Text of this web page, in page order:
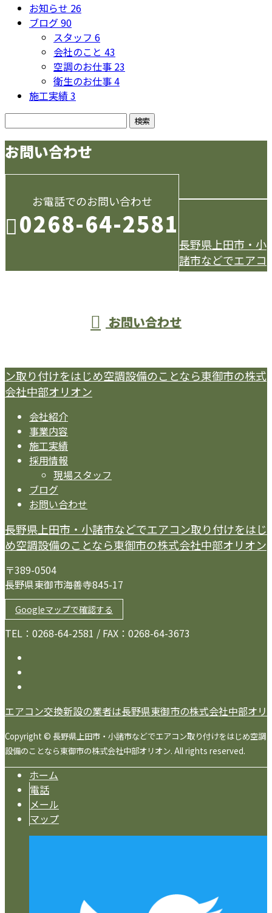
お知らせ 26
ブログ90
スタッフ 6
会社のこと 43
空調のお仕事 23
衛生のお仕事4
施工実績3
お問い合わせ
お電話でのお問い合わせ
0268-64-2581
お問い合わせ
長野県上田市・小
諸市などでエアコ
ン取り付けをはじめ空調設備のことなら東御市の株式
会社中部オリオン
会社紹介
事業内容
施工実績
採用情報
現場スタッフ
ブログ
お問い合わせ
長野県上田市・小諸市などでエアコン取り付けをはじ
め空調設備のことなら東御市の株式会社中部オリオン
〒389-0504
長野県東御市海善寺845-17
Googleマップで確認する
TEL：0268-64-2581 / FAX：0268-64-3673
エアコン交換新設の業者は長野県東御市の株式会社中部オ
Copyright © 長野県上田市・小諸市などでエアコン取り付けをはじめ空調
設備のことなら東御市の株式会社中部オリオン. All rights reserved.
ホーム
電話
メール
マップ